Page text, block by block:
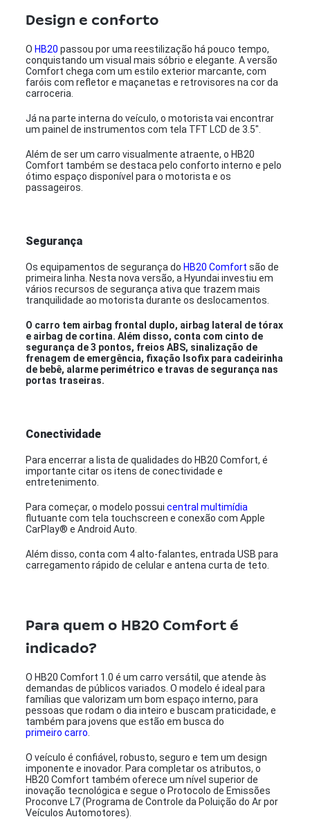
Design e conforto
O HB20 passou por uma reestilização há pouco tempo,
conquistando um visual mais sóbrio e elegante. A versão
Comfort chega com um estilo exterior marcante, com
faróis com refletor e maçanetas e retrovisores na cor da
carroceria.
Já na parte interna do veículo, o motorista vai encontrar
um painel de instrumentos com tela TFT LCD de 3.5".
Além de ser um carro visualmente atraente, o HB20
Comfort também se destaca pelo conforto interno e pelo
ótimo espaço disponível para o motorista e os
passageiros.
Segurança
Os equipamentos de segurança do HB20 Comfort são de
primeira linha. Nesta nova versão, a Hyundai investiu em
vários recursos de segurança ativa que trazem mais
tranquilidade ao motorista durante os deslocamentos.
O carro tem airbag frontal duplo, airbag lateral de tórax
e airbag de cortina. Além disso, conta com cinto de
segurança de 3 pontos, freios ABS, sinalização de
frenagem de emergência, fixação Isofix para cadeirinha
de bebê, alarme perimétrico e travas de segurança nas
portas traseiras.
Conectividade
Para encerrar a lista de qualidades do HB20 Comfort, é
importante citar os itens de conectividade e
entretenimento.
Para começar, o modelo possuicentral multimídia
flutuante com tela touchscreen e conexão com Apple
CarPlay® e Android Auto.
Além disso, conta com 4 alto-falantes, entrada USB para
carregamento rápido de celular e antena curta de teto.
Para quem o HB20 Comfort é
indicado?
O HB20 Comfort 1.0 é um carro versátil, que atende às
demandas de públicos variados. O modelo é ideal para
famílias que valorizam um bom espaço interno, para
pessoas que rodam o dia inteiro e buscam praticidade, e
também para jovens que estão em busca do
primeiro carro
O veículo é confiável, robusto, seguro e tem um design
imponente e inovador. Para completar os atributos, o
HB20 Comfort também oferece um nível superior de
inovação tecnológica e segue o Protocolo de Emissões
Proconve L7 (Programa de Controle da Poluição do Ar por
Veículos Automotores).